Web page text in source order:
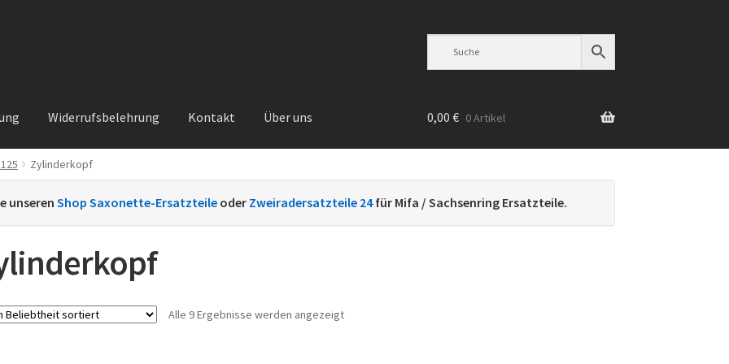
Widerrufsbelehrung Kontakt Über uns
KontaktSachs Ersatzteile
0,00 € 0 Artikel
Zylinderkopf
unseren Shop Saxonette-Ersatzteile oder Zweiradersatzteile 24für Mifa / Sachsenring Ersatzteile.
Alle 9 Ergebnisse werden angezeigtNach